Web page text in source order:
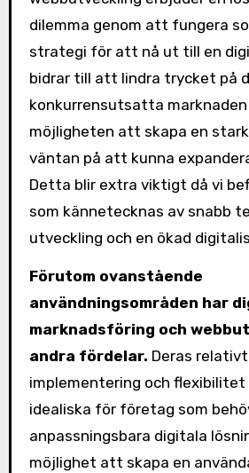
dilemma genom att fungera
strategi för att nå ut till en
bidrar till att lindra trycket på
konkurrensutsatta
möjligheten att skapa en
väntan på att kunna
Detta blir extra viktigt då vi
som kännetecknas av snabb
utveckling och en ökad
Förutom ovanstående
användningsområden har
marknadsföring och
andra fördelar. Deras
implementering och flexibilitet
idealiska för företag som
anpassningsbara digitala
möjlighet att skapa en